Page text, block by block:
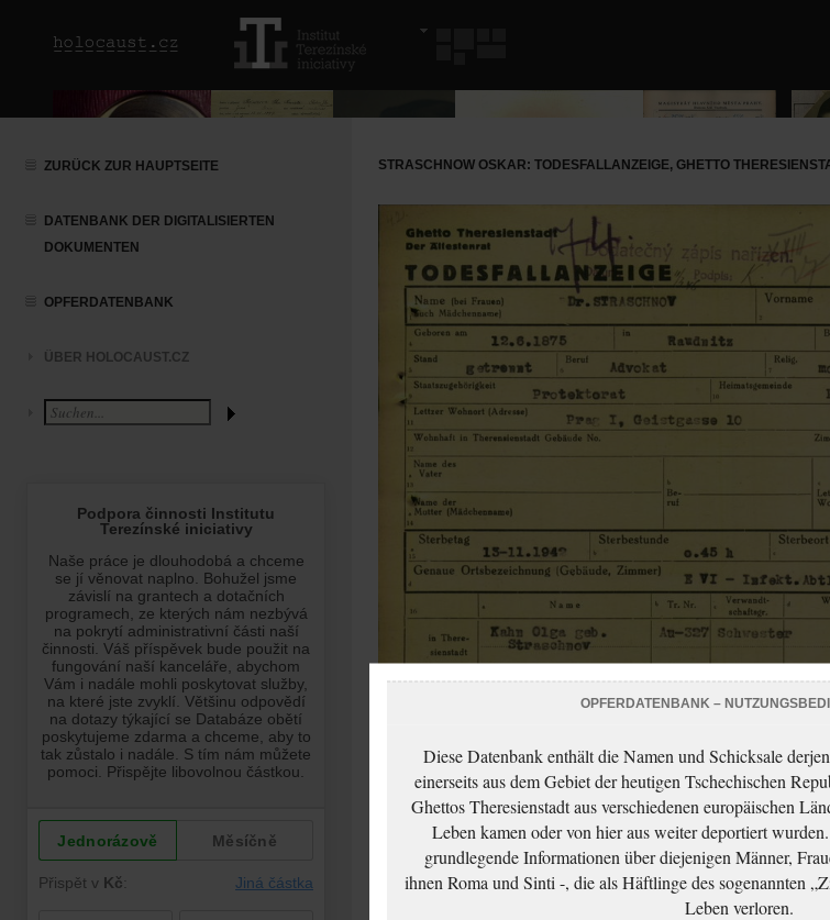
ZURÜCK ZUR HAUPTSEITE
DATENBANK DER DIGITALISIERTEN
DOKUMENTEN
OPFERDATENBANK
ÜBER HOLOCAUST.CZ
STRASCHNOW OSKAR: TODESFALLANZEIGE, GHETTO
OPFERDATENBANK –
Diese Datenbank enthält die Namen und Schicksale
einerseits aus dem Gebiet der heutigen Tschechischen
Ghettos Theresienstadt aus verschiedenen europäischen
Leben kamen oder von hier aus weiter deportiert
grundlegende Informationen über diejenigen Männer,
ihnen Roma und Sinti -, die als Häftlinge des sogenannten
Leben verloren.